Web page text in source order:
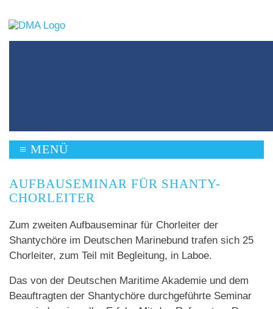
≡ MENÜ
AUFBAUSEMINAR FÜR SHANTY-
CHORLEITER
Zum zweiten Aufbauseminar für Chorleiter der
Shantychöre im Deutschen Marinebund trafen sich 25
Chorleiter, zum Teil mit Begleitung, in Laboe.
Das von der Deutschen Maritime Akademie und dem
Beauftragten der Shantychöre durchgeführte Seminar